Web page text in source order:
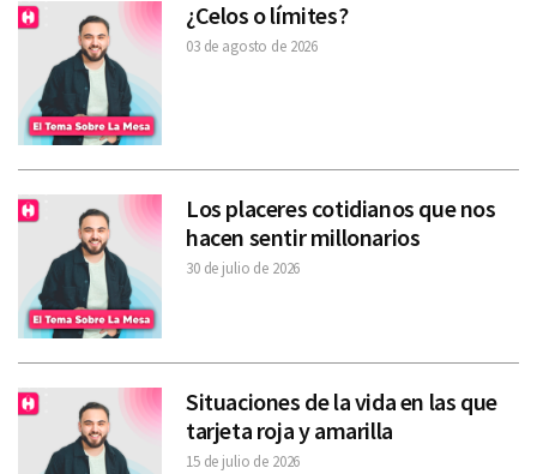
¿Celos o límites?
03 de agosto de 2026
Los placeres cotidianos que nos
hacen sentir millonarios
30 de julio de 2026
Situaciones de la vida en las que
tarjeta roja y amarilla
15 de julio de 2026